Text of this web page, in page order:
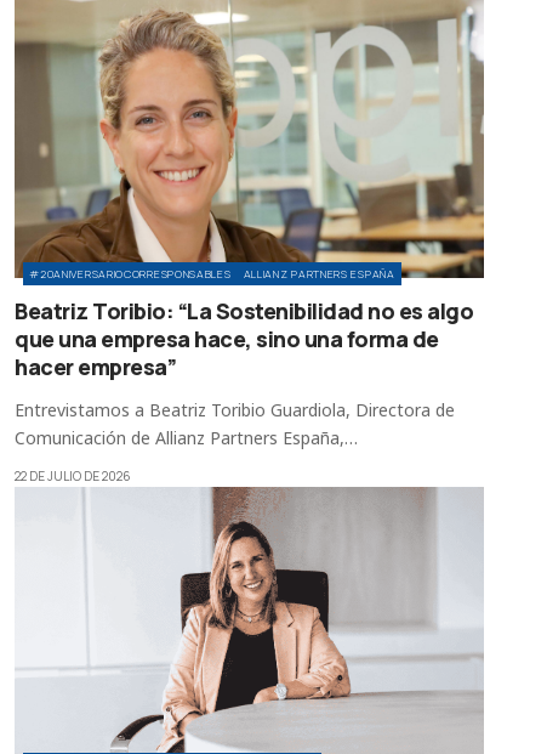
#20ANIVERSARIOCORRESPONSABLES ALLIANZ PARTNERS ESPAÑA
Beatriz Toribio: “La Sostenibilidad no es algo
que una empresa hace, sino una forma de
hacer empresa”
Entrevistamos a Beatriz Toribio Guardiola, Directora de
Comunicación de Allianz Partners España,…
22 DE JULIO DE 2026